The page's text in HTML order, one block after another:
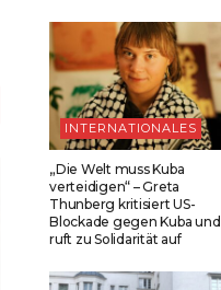
INTERNATIONALES
„Die Welt muss Kuba
verteidigen“ – Greta
Thunberg kritisiert US-
Blockade gegen Kuba und
ruft zu Solidarität auf